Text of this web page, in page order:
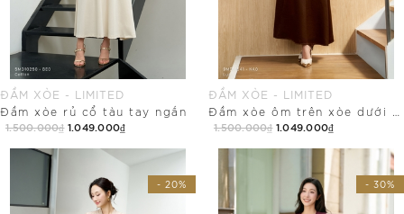
ĐẦM XÒE - LIMITED
Đầm xòe rủ cổ tàu tay ngắn
1.500.000₫ 1.049.000₫
Mua Ngay
ĐẦM XÒE - LIMITED
1.500.000₫ 1.049.000₫
Mua Ngay
- 20% - 30%